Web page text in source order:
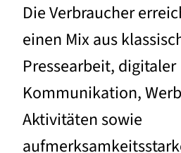
Die Verbraucher
einen Mix aus
Pressearbeit, digitaler
Kommunikation,
Aktivitäten sowie